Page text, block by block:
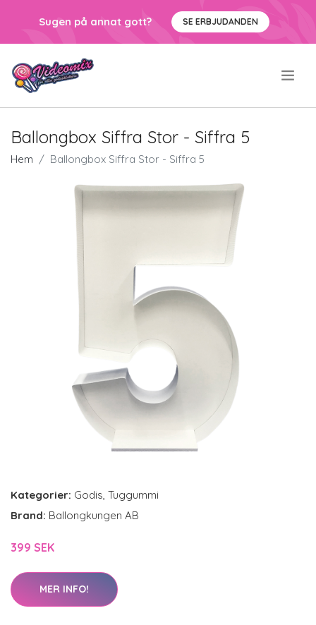
Sugen på annat gott? SE ERBJUDANDEN
Ballongbox Siffra Stor - Siffra 5
Hem Ballongbox Siffra Stor - Siffra 5
Kategorier: Godis, Tuggummi
Brand: Ballongkungen AB
399 SEK
MER INFO!